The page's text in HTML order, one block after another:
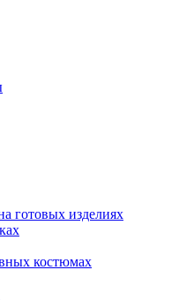
готовых изделиях
костюмах